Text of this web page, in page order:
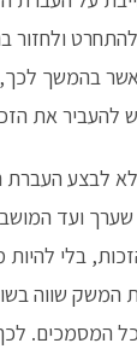
בהמשך
להעביר את
לבצע העברת
שערך ועד
בלי
המשק שווה
לכך